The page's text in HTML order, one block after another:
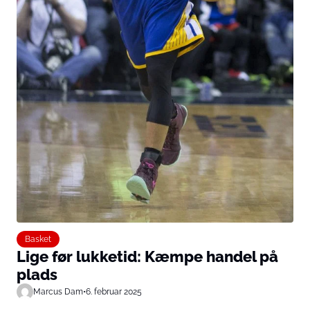
Basket
Lige før lukketid: Kæmpe handel på
plads
Marcus Dam•6. februar 2025